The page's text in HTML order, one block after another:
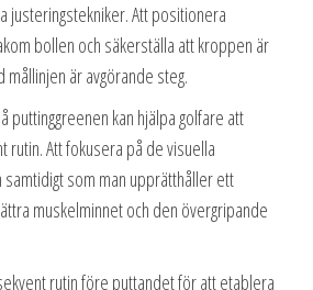
justeringstekniker. Att positionera
bollen och säkerställa att kroppen är
är avgörande steg.
puttinggreenen kan hjälpa golfare att
rutin. Att fokusera på de visuella
som man upprätthåller ett
muskelminnet och den övergripande
rutin före puttandet för att etablera